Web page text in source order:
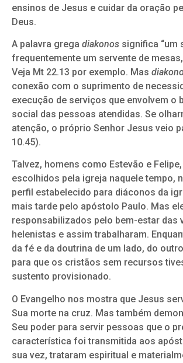
ensinos de Jesus e cuidar da oração
Deus.
A palavra grega diakonos significa “um
frequentemente um servente de
Veja Mt 22.13 por exemplo. Mas
conexão com o suprimento de
execução de serviços que envolvem o
social das pessoas atendidas. Se
atenção, o próprio Senhor Jesus veio
10.45).
Talvez, homens como Estevão e
escolhidos pela igreja naquele tempo,
perfil estabelecido para diáconos da
mais tarde pelo apóstolo Paulo. Mas
responsabilizados pelo bem-estar das
helenistas e assim trabalharam.
da fé e da doutrina de um lado, do
para que os cristãos sem recursos
sustento provisionado.
O Evangelho nos mostra que Jesus
Sua morte na cruz. Mas também
Seu poder para servir pessoas que o
característica foi transmitida aos
sua vez, trataram espiritual e